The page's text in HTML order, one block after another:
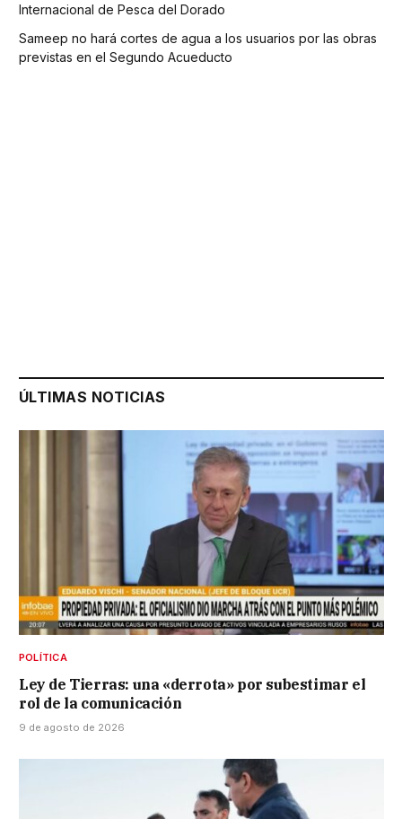
Internacional de Pesca del Dorado
Sameep no hará cortes de agua a los usuarios por las obras
previstas en el Segundo Acueducto
ÚLTIMAS NOTICIAS
POLÍTICA
Ley de Tierras: una «derrota» por subestimar el
rol de la comunicación
9 de agosto de 2026